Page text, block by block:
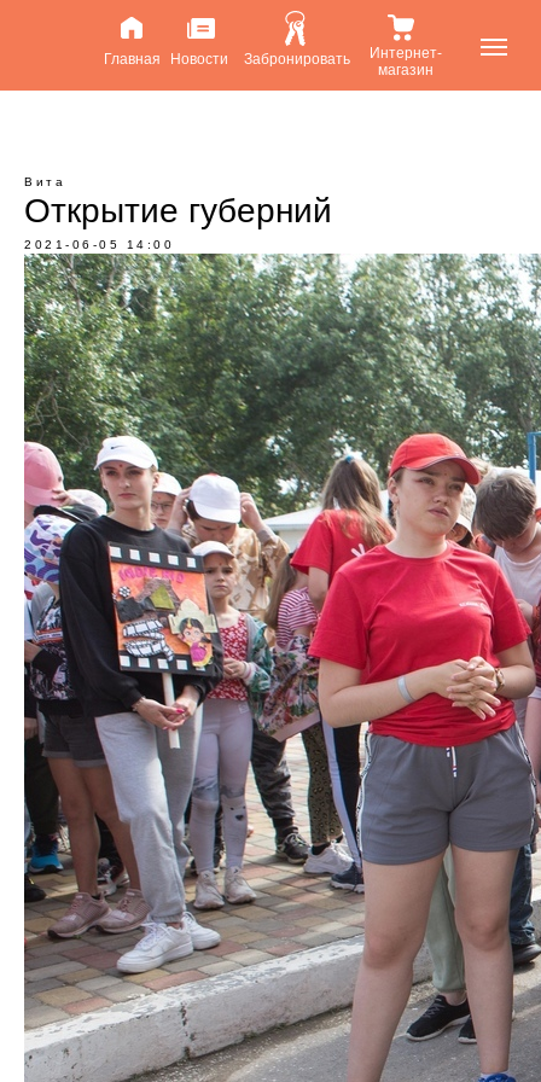
Главная Новости Забронировать
Интернет-
магазин
Вита
Открытие губерний
2021-06-05 14:00